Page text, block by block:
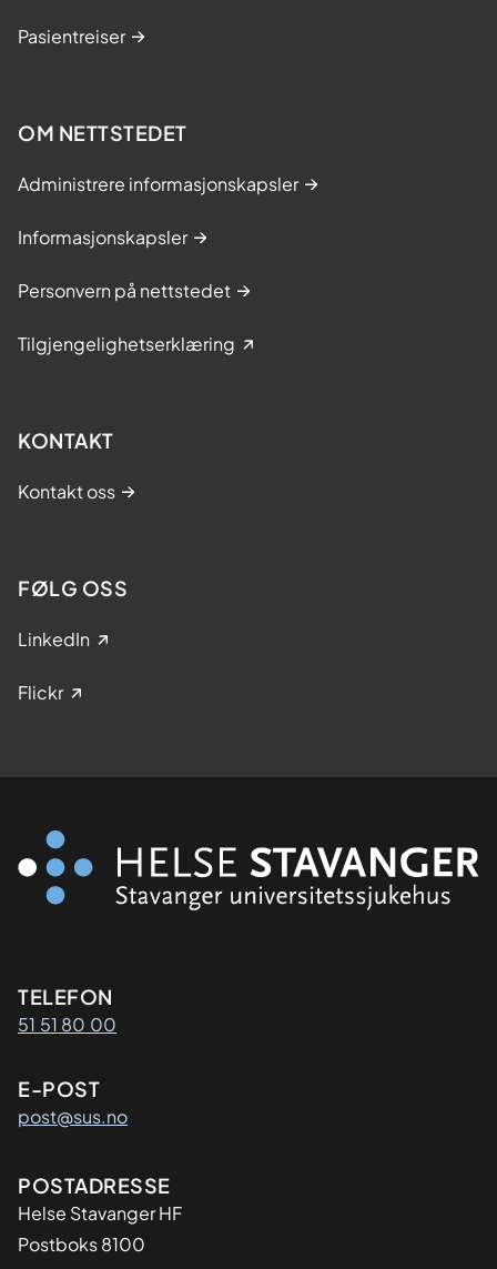
Pasientreiser
OM NETTSTEDET
Administrere informasjonskapsler
Informasjonskapsler
Personvern på nettstedet
Tilgjengelighetserklæring
KONTAKT
Kontakt oss
FØLG OSS
LinkedIn
Flickr
Kontaktinformasjon
TELEFON
51 51 80 00
E-POST
post@sus.no
Adresse
POSTADRESSE
Helse Stavanger HF
Postboks 8100